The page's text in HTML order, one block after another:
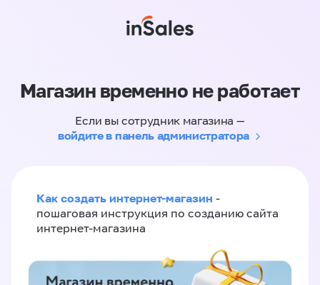
Магазин временно не работает
Если вы сотрудник магазина —
войдите в панель администратора
Как создать интернет-магазин -
пошаговая инструкция по созданию сайта
интернет-магазина